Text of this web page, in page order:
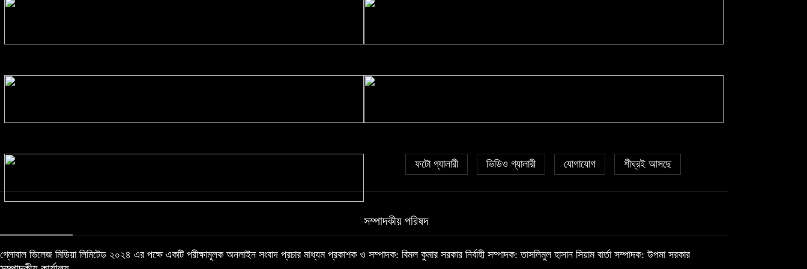
ফটো গ্যালারী ভিডিও গ্যালারী যোগাযোগ শীঘ্রই আসছে
সম্পাদকীয় পরিষদ
গ্লোবাল ভিলেজ মিডিয়া লিমিটেড ২০২৪ এর পক্ষে একটি পরীক্ষামূলক অনলাইন সংবাদ প্রচার মাধ্যম প্রকাশক ও সম্পাদক: বিমল কুমার সরকার নির্বাহী সম্পাদক: তাসলিমুল হাসান সিয়াম বার্তা সম্পাদক: উপমা সরকার